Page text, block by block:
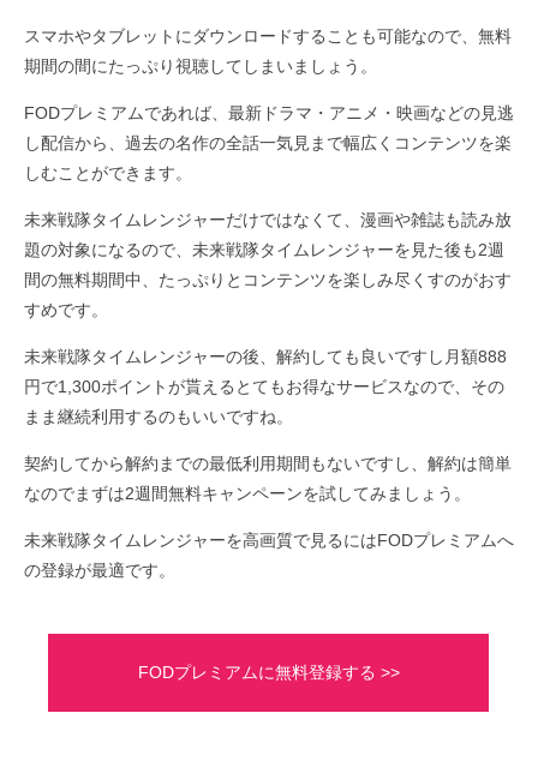
スマホやタブレットにダウンロードすることも可能なので、無料
期間の間にたっぷり視聴してしまいましょう。
FODプレミアムであれば、最新ドラマ・アニメ・映画などの見逃
し配信から、過去の名作の全話一気見まで幅広くコンテンツを楽
しむことができます。
未来戦隊タイムレンジャーだけではなくて、漫画や雑誌も読み放
題の対象になるので、未来戦隊タイムレンジャーを見た後も2週
間の無料期間中、たっぷりとコンテンツを楽しみ尽くすのがおす
すめです。
未来戦隊タイムレンジャーの後、解約しても良いですし月額888
円で1,300ポイントが貰えるとてもお得なサービスなので、その
まま継続利用するのもいいですね。
契約してから解約までの最低利用期間もないですし、解約は簡単
なのでまずは2週間無料キャンペーンを試してみましょう。
未来戦隊タイムレンジャーを高画質で見るにはFODプレミアムへ
の登録が最適です。
FODプレミアムに無料登録する >>